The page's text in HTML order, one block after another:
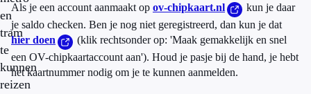
en
tram
te
kunnen
reizen
Als je een account aanmaakt op ov-chipkaart.nl
kun je daar
je saldo checken. Ben je nog niet geregistreerd, dan kun je dat
hier doen
(klik rechtsonder op: 'Maak gemakkelijk en snel
een OV-chipkaartaccount aan'). Houd je pasje bij de hand, je hebt
het kaartnummer nodig om je te kunnen aanmelden.